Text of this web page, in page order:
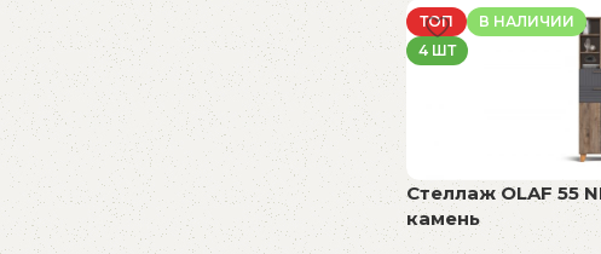
ТОП
В НАЛИЧИИ
4 ШТ
Стеллаж OLAF 55
камень